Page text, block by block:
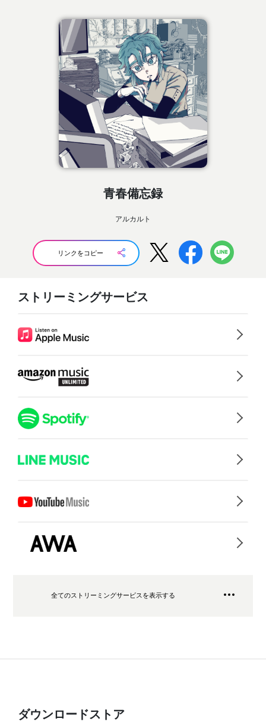
青春備忘録
アルカルト
リンクをコピー
ストリーミングサービス
全てのストリーミングサービスを表示する
ダウンロードストア